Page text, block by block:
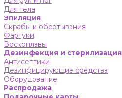
Для тела
Эпиляция
Скрабы и обертывания
Фартуки
Воскоплавы
Дезинфекция и стерилизация
Антисептики
Дезинфицирующие средства
Оборудование
Распродажа